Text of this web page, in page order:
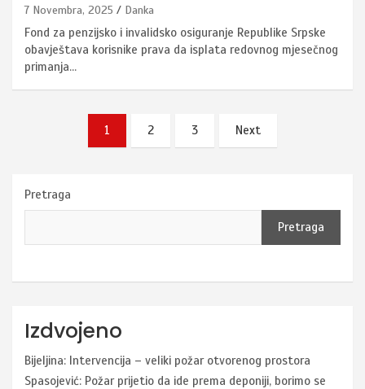
7 Novembra, 2025 Danka
Fond za penzijsko i invalidsko osiguranje Republike Srpske
obavještava korisnike prava da isplata redovnog mjesečnog
primanja…
pagination
1 2 3 Next
Pretraga
Pretraga
Izdvojeno
Bijeljina: Intervencija – veliki požar otvorenog prostora
Spasojević: Požar prijetio da ide prema deponiji, borimo se